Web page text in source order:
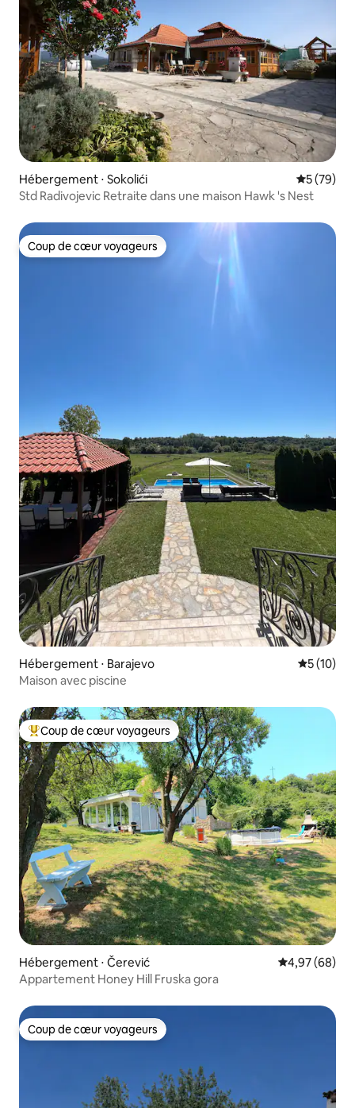
Hébergement ⋅ Sokolići
5 (79)
Std Radivojevic Retraite dans une maison Hawk 's Nest
Coup de cœur voyageurs
Coup de cœur voyageurs
Hébergement ⋅ Barajevo
5 (10)
Maison avec piscine
Coups de cœur voyageurs les plus appréciés
Coup de cœur voyageurs
Hébergement ⋅ Čerević Évaluation
4,97 (68)
Appartement Honey Hill Fruska gora
Coup de cœur voyageurs
Coup de cœur voyageurs